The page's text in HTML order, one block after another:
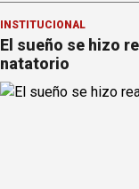
INSTITUCIONAL
El sueño se hizo
natatorio